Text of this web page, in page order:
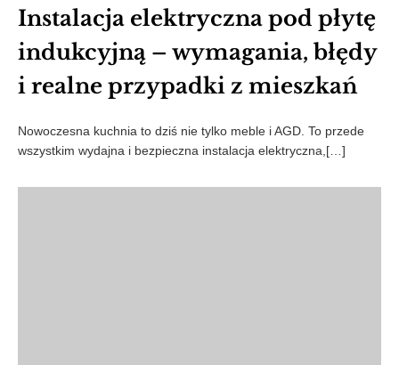
Instalacja elektryczna pod płytę
indukcyjną – wymagania, błędy
i realne przypadki z mieszkań
Nowoczesna kuchnia to dziś nie tylko meble i AGD. To przede
wszystkim wydajna i bezpieczna instalacja elektryczna,[…]